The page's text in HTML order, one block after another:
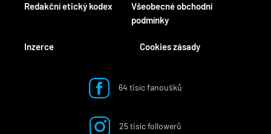
Redakční etický kodex
Inzerce
Všeobecné obchodní
podmínky
Cookies zásady
64 tisíc fanoušků
25 tisíc followerů